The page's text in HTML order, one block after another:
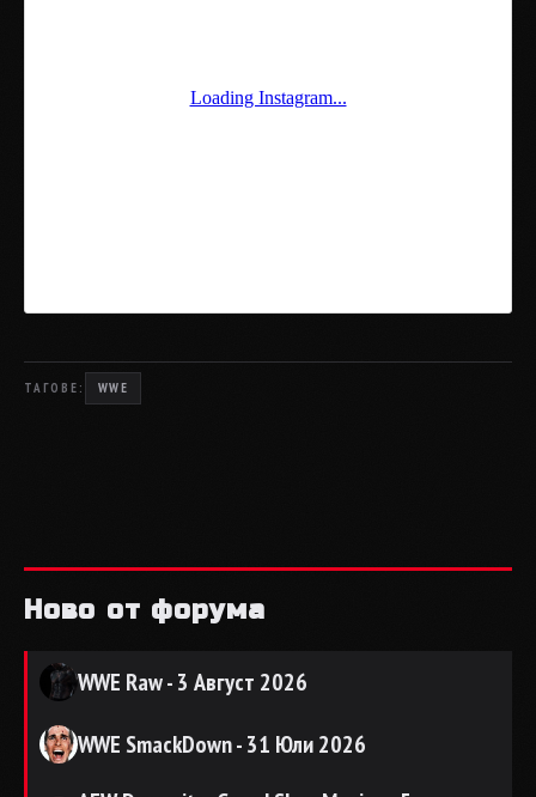
ТАГОВЕ: WWE
Ново от форума
WWE Raw - 3 Август 2026
WWE SmackDown - 31 Юли 2026